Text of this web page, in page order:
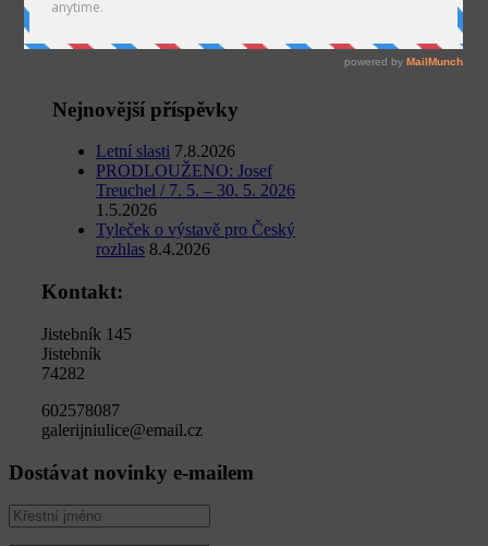
Takoví jsme byli, 19. 4. 2014
Nejnovější příspěvky
Letní slasti 7.8.2026
PRODLOUŽENO: Josef
Treuchel / 7. 5. – 30. 5. 2026
1.5.2026
Tyleček o výstavě pro Český
rozhlas 8.4.2026
Kontakt:
Jistebník 145
Jistebník
74282
602578087
galerijniulice@email.cz
Dostávat novinky e-mailem